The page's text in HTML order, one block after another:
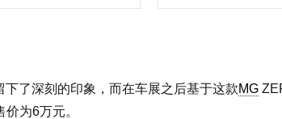
了深刻的印象，而在车展之后基于这款MG
为6万元。